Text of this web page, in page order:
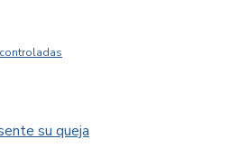
su queja